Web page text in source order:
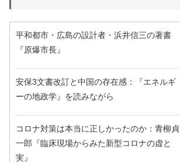
平和都市・広島の設計者・浜井信三の著書
『原爆市長』
安保3文書改訂と中国の存在感：『エネルギ
ーの地政学』を読みながら
コロナ対策は本当に正しかったのか：青柳貞
一郎『臨床現場からみた新型コロナの虚と
実』